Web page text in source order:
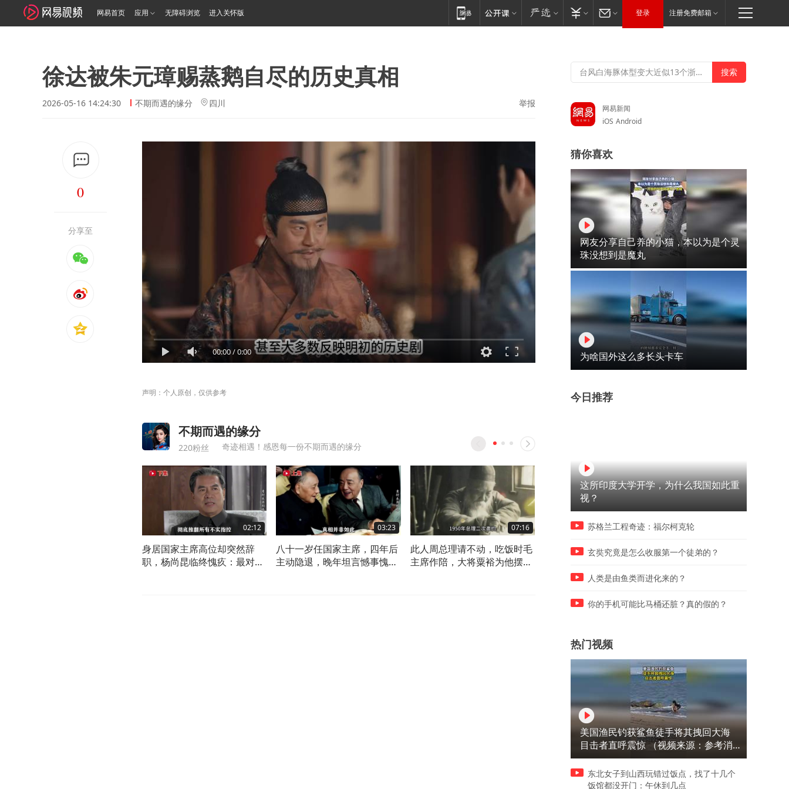
网易首页 应用 无障碍浏览 进入关怀版 登录 注册免费邮箱
徐达被朱元璋赐蒸鹅自尽的历史真相
2026-05-16 14:24:30 不期而遇的缘分 四川 举报
0
分享至
00:00/0:00
声明：个人原创，仅供参考
不期而遇的缘分
220粉丝 奇迹相遇！感恩每一份不期而遇的缘分
02:12
身居国家主席高位却突然辞
职，杨尚昆临终愧疚：最对不
03:23
八十一岁任国家主席，四年后
主动隐退，晚年坦言憾事愧对
07:16
此人周总理请不动，吃饭时毛
主席作陪，大将粟裕为他摆餐
08:12
珍珠港两青年醉酒礼服仓促升
邓小平1983年怒斥公安部长
网易新闻
iOS Android
猜你喜欢
网友分享自己养的小猫，本以为是个灵
珠没想到是魔丸
为啥国外这么多长头卡车
今日推荐
这所印度大学开学，为什么我国如此重
视？
苏格兰工程奇迹：福尔柯克轮
玄奘究竟是怎么收服第一个徒弟的？
人类是由鱼类而进化来的？
你的手机可能比马桶还脏？真的假的？
热门视频
美国渔民钓获鲨鱼徒手将其拽回大海
目击者直呼震惊 （视频来源：参考消
息）
东北女子到山西玩错过饭点，找了十几个
饭馆都没开门：午休到几点